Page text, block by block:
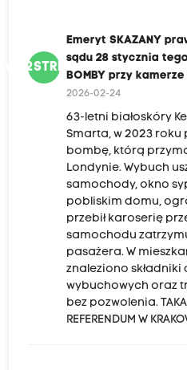
Emeryt SKAZANY
sądu 28 stycznia
BOMBY przy kamerze
2026-02-24
63-letni białoskóry
Smarta, w 2023 roku
bombę, którą
Londynie. Wybuch
samochody, okno
pobliskim domu,
przebił karoserię
samochodu
pasażera. W
znaleziono
wybuchowych oraz
bez pozwolenia. TAKA
REFERENDUM W